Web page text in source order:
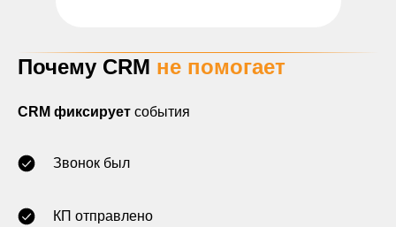
Почему CRM не помогает
CRM фиксирует события
Звонок был
КП отправлено